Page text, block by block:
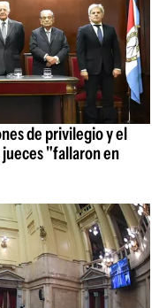
de privilegio y el
"fallaron en